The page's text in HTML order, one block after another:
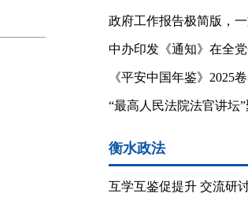
政府工作报告极简版，一
中办印发《通知》在全
《平安中国年鉴》2025
“最高人民法院法官讲坛
衡水政法
互学互鉴促提升 交流研